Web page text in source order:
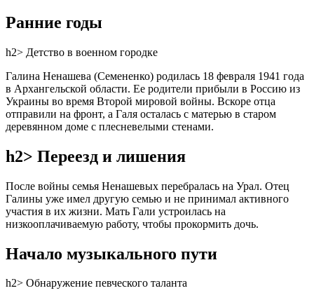
Ранние годы
h2> Детство в военном городке
Галина Ненашева (Семененко) родилась 18 февраля 1941 года
в Архангельской области. Ее родители прибыли в Россию из
Украины во время Второй мировой войны. Вскоре отца
отправили на фронт, а Галя осталась с матерью в старом
деревянном доме с плесневелыми стенами.
h2> Переезд и лишения
После войны семья Ненашевых перебралась на Урал. Отец
Галины уже имел другую семью и не принимал активного
участия в их жизни. Мать Гали устроилась на
низкооплачиваемую работу, чтобы прокормить дочь.
Начало музыкального пути
h2> Обнаружение певческого таланта